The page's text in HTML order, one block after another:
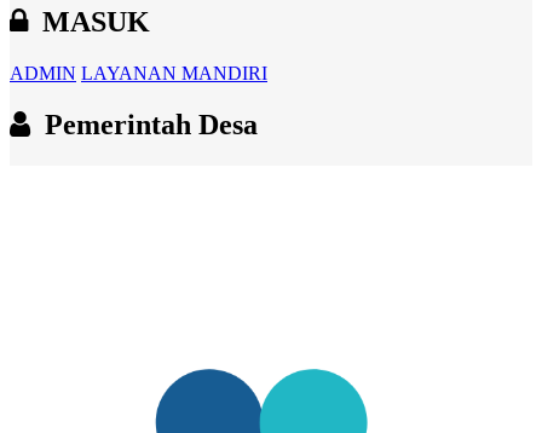
MASUK
ADMIN LAYANAN MANDIRI
Pemerintah Desa